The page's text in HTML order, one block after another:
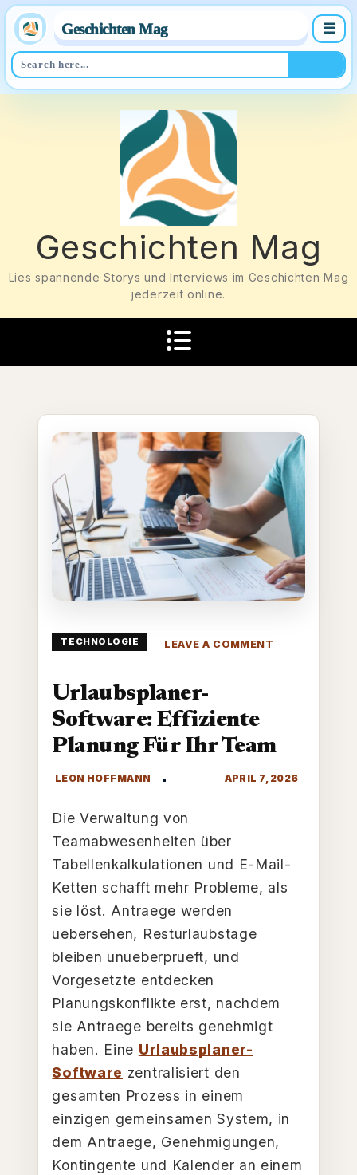
Geschichten Mag ☰
Geschichten Mag
Lies spannende Storys und Interviews im Geschichten Mag
jederzeit online.
TECHNOLOGIE LEAVE A COMMENT
TEAM
Urlaubsplaner-
Software: Effiziente
Planung Für Ihr Team
Die Verwaltung von
Teamabwesenheiten über
Tabellenkalkulationen und E-Mail-
Ketten schafft mehr Probleme, als
sie löst. Antraege werden
uebersehen, Resturlaubstage
bleiben unueberprueft, und
Vorgesetzte entdecken
Planungskonflikte erst, nachdem
sie Antraege bereits genehmigt
haben. Eine Urlaubsplaner-
Software zentralisiert den
gesamten Prozess in einem
einzigen gemeinsamen System, in
dem Antraege, Genehmigungen,
Kontingente und Kalender an einem